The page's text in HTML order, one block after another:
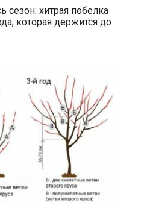
сезон: хитрая побелка
которая держится до